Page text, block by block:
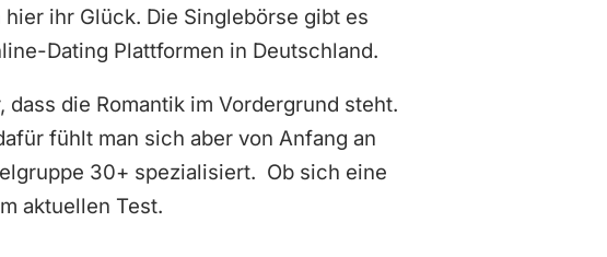
ihr Glück. Die Singlebörse gibt es
Dating Plattformen in Deutschland.
die Romantik im Vordergrund steht.
fühlt man sich aber von Anfang an
30+ spezialisiert. Ob sich eine
aktuellen Test.